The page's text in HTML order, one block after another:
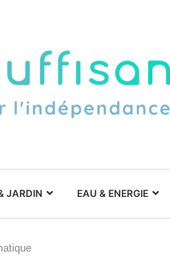
JARDIN EAU & ENERGIE